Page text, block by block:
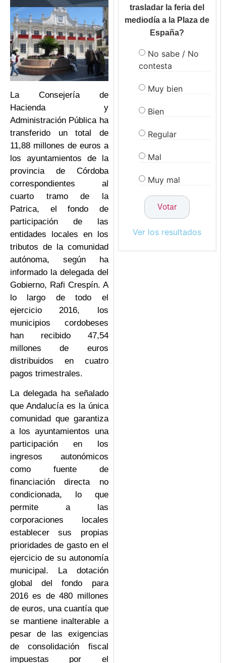
La Consejería de
Hacienda y
Administración Pública ha
transferido un total de
11,88 millones de euros a
los ayuntamientos de la
provincia de Córdoba
correspondientes al
cuarto tramo de la
Patrica, el fondo de
participación de las
entidades locales en los
tributos de la comunidad
autónoma, según ha
informado la delegada del
Gobierno, Rafi Crespín. A
lo largo de todo el
ejercicio 2016, los
municipios cordobeses
han recibido 47,54
millones de euros
distribuidos en cuatro
pagos trimestrales.
La delegada ha señalado
que Andalucía es la única
comunidad que garantiza
a los ayuntamientos una
participación en los
ingresos autonómicos
como fuente de
financiación directa no
condicionada, lo que
permite a las
corporaciones locales
establecer sus propias
prioridades de gasto en el
ejercicio de su autonomía
municipal. La dotación
global del fondo para
2016 es de 480 millones
de euros, una cuantía que
se mantiene inalterable a
pesar de las exigencias
de consolidación fiscal
impuestas por el
trasladar la feria del
mediodía a la Plaza de
España?
No sabe / No
contesta
Muy bien
Bien
Regular
Mal
Muy mal
Ver los resultados